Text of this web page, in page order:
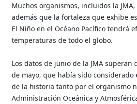
Muchos organismos, incluidos la
además que la fortaleza que exhibe
El Niño en el Océano Pacífico tendrá
temperaturas de todo el globo.
Los datos de junio de la JMA superan
de mayo, que había sido considerado
de la historia tanto por el organismo
Administración Oceánica y